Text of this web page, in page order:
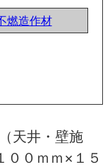
燃造作材
天井・壁施
００ｍｍ×１５